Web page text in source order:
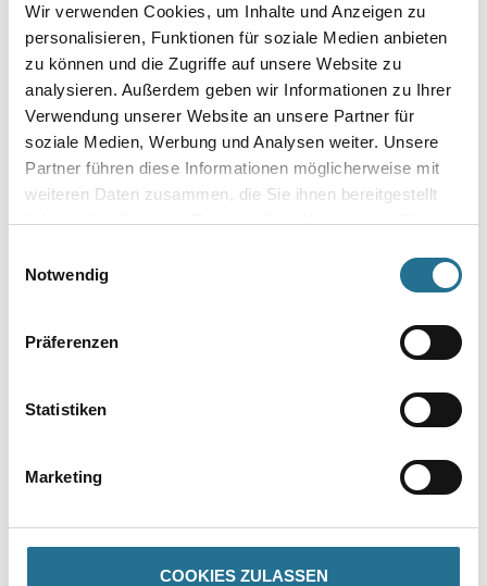
Wir verwenden Cookies, um Inhalte und Anzeigen zu
personalisieren, Funktionen für soziale Medien anbieten
zu können und die Zugriffe auf unsere Website zu
analysieren. Außerdem geben wir Informationen zu Ihrer
Verwendung unserer Website an unsere Partner für
soziale Medien, Werbung und Analysen weiter. Unsere
Partner führen diese Informationen möglicherweise mit
weiteren Daten zusammen, die Sie ihnen bereitgestellt
haben oder die sie im Rahmen Ihrer Nutzung der Dienste
Notwendig
Präferenzen
Statistiken
Marketing
COOKIES ZULASSEN
- Für hochdeckende Anstriche sowie zum Abtönen von
Dispersionsfarben und anderen wasserbasierten Materialien
- Bestes Mischverhalten
- Hohe Farbkraft
- Nassabriebbeständigkeit Klasse 2 nach DIN EN 13300
- Lichtecht und UV-stabil
- Airless spritzbar
- Innen und außen
Verarbeitungstemp./Luftfeuchte
Nicht unter + 5 ° C Untergrund- und Raumtemperatur verarbeiten.
Ca. 150 - 200 mlt/m²